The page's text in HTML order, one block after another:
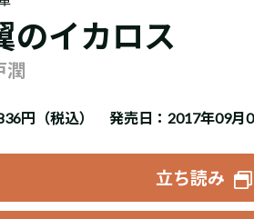
のイカロス
潤
円（税込） 発売日：2017年09月
立ち読み